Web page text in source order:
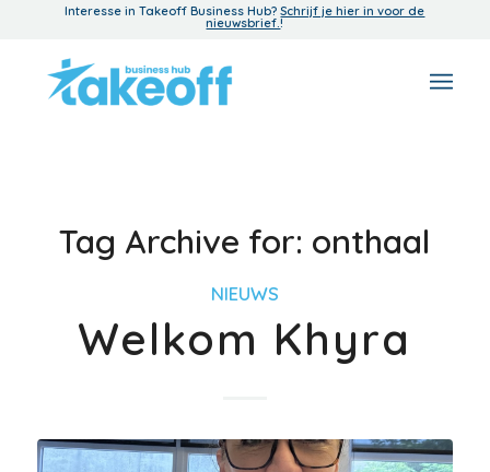
Interesse in Takeoff Business Hub?Schrijf je hier in voor de
nieuwsbrief.!
Tag Archive for: onthaal
NIEUWS
Welkom Khyra